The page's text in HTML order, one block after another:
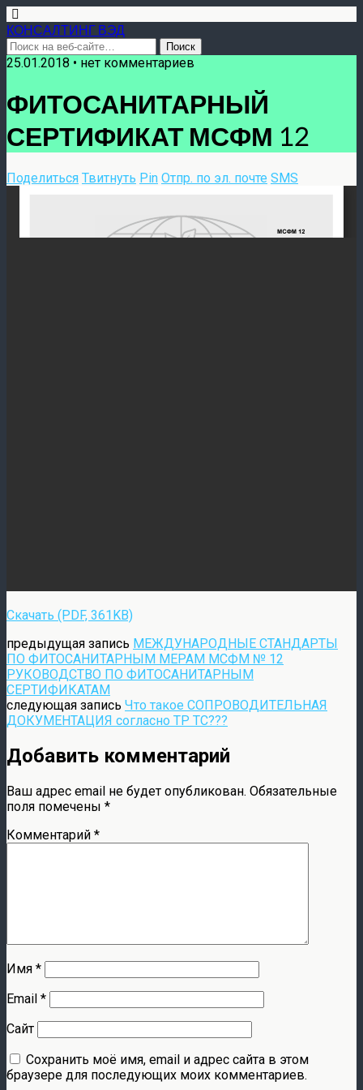
КОНСАЛТИНГ ВЭД
25.01.2018 • нет комментариев
ФИТОСАНИТАРНЫЙ
СЕРТИФИКАТ МСФМ 12
Поделиться Твитнуть Pin Отпр. по эл. почте SMS
Скачать (PDF, 361KB)
предыдущая запись МЕЖДУНАРОДНЫЕ СТАНДАРТЫ
ПО ФИТОСАНИТАРНЫМ МЕРАМ МСФМ № 12
РУКОВОДСТВО ПО ФИТОСАНИТАРНЫМ
СЕРТИФИКАТАМ
следующая запись Что такое СОПРОВОДИТЕЛЬНАЯ
ДОКУМЕНТАЦИЯ согласно ТР ТС???
Добавить комментарий
Ваш адрес email не будет опубликован. Обязательные
поля помечены *
Комментарий *
Имя *
Email *
Сайт
Сохранить моё имя, email и адрес сайта в этом
браузере для последующих моих комментариев.